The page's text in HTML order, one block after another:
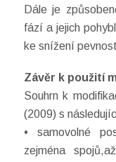
Dále je
fází a jejich
ke snížení
Závěr k použití
Souhrn k
(2009) s
• samovolné
zejména